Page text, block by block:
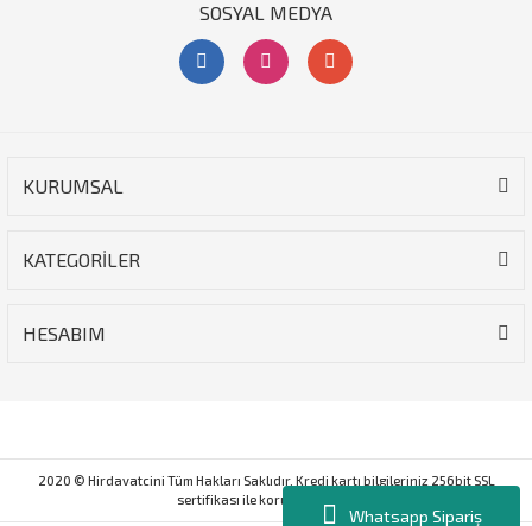
Whatsapp Sipariş
KURUMSAL
KATEGORİLER
HESABIM
SOSYAL MEDYA
2020 © Hirdavatcini Tüm Hakları Saklıdır. Kredi kartı bilgileriniz 256bit SSL
sertifikası ile korunmaktadır.